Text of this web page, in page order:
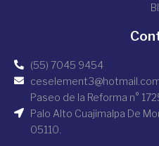
(55) 7045 9454
Paseo de la Reforma n°
Palo Alto Cuajimalpa De
05110.